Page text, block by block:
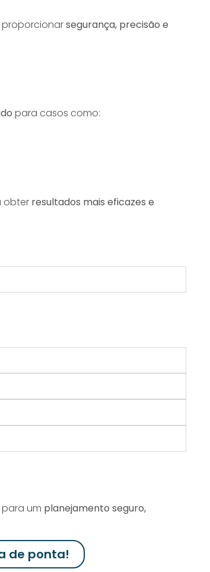
segurança, precisão e
para casos como:
obter resultados mais eficazes e
um planejamento seguro,
de ponta!